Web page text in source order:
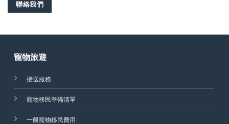
聯絡我們
寵物旅遊
接送服務
寵物移民準備清單
一般寵物移民費用